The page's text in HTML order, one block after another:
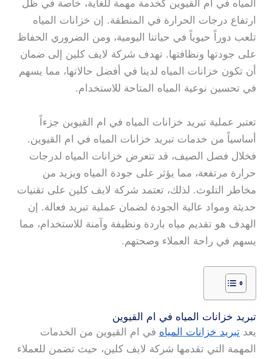
المياه في ام القيوين كخدمة مهمة للغاية، خاصة في ظل
ارتفاع درجات الحرارة في المنطقة. إن خزانات المياه
تلعب دوراً حيوياً في حياتنا اليومية، ومن الضروري الحفاظ
على جودتها ونظافتها. تهدف شركة لايف كلين إلى ضمان
أن تكون خزانات المياه لدينا في أفضل حالاتها، مما يسهم
في تحسين نوعية المياه المتاحة للاستخدام.
تعتبر عملية تبريد خزانات المياه في ام القيوين جزءاً
أساسياً من خدمات تبريد خزانات المياه في ام القيوين.
فخلال فصل الصيف، قد تتعرض خزانات المياه لدرجات
حرارة مرتفعة، مما يؤثر على جودة المياه ويزيد من
مخاطر التلوث. لذلك، تعتمد شركة لايف كلين على تقنيات
حديثة ومواد عالية الجودة لضمان عملية تبريد فعالة. إن
الهدف هو تقديم مياه باردة ونظيفة وآمنة للاستخدام، مما
يسهم في راحة العملاء وصحتهم.
تبريد خزانات المياه في ام القيوين
يعدتبريد خزانات المياه في ام القيوين من الخدمات
المهمة التي تقدمها شركة لايف كلين، حيث تضمن للعملاء